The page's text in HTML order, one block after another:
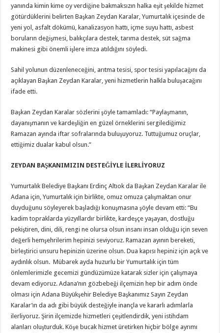
yanında kimin kime oy verdiğine bakmaksızın halka eşit şekilde hizmet
götürdüklerini belirten Başkan Zeydan Karalar, Yumurtalık içesinde de
yeni yol, asfalt dökümü, kanalizasyon hattı, içme suyu hattı, asbest
boruların değişmesi, balıkçılara destek, tarıma destek, süt sağma
makinesi gibi önemli işlere imza atıldığını söyledi.
Sahil yolunun düzenleneceğini, arıtma tesisi, spor tesisi yapılacağını da
açıklayan Başkan Zeydan Karalar, yeni hizmetlerin halkla buluşacağını
ifade etti.
Başkan Zeydan Karalar sözlerini şöyle tamamladı: “Paylaşmanın,
dayanışmanın ve kardeşliğin en güzel örneklerini sergilediğimiz
Ramazan ayında iftar sofralarında buluşuyoruz. Tuttuğumuz oruçlar,
ettiğimiz dualar kabul olsun.”
ZEYDAN BAŞKANIMIZIN DESTEĞİYLE İLERLİYORUZ
Yumurtalık Belediye Başkanı Erdinç Altıok da Başkan Zeydan Karalar ile
Adana için, Yumurtalık için birlikte, omuz omuza çalışmaktan onur
duyduğunu söyleyerek başladığı konuşmasına şöyle devam etti: “Bu
kadim topraklarda yüzyıllardır birlikte, kardeşçe yaşayan, dostluğu
pekiştiren, dini, dili, rengi ne olursa olsun insanı insan olduğu için seven
değerli hemşehrilerim hepinizi seviyoruz. Ramazan ayının bereketi,
birleştirici unsuru hepinizin üzerine olsun. Dua kapısı hepiniz için açık ve
aydınlık olsun. Mübarek ayda huzurlu bir Yumurtalık için tüm
önlemlerimizle gecemizi gündüzümüze katarak sizler için çalışmaya
devam ediyoruz. Adana’nın gözbebeği ilçemizin hep bir adım önde
olması için Adana Büyükşehir Belediye Başkanımız Sayın Zeydan
Karalar’ın da adı gibi büyük desteğiyle inançla ve kararlı adımlarla
ilerliyoruz. Şirin ilçemizde hizmetleri çeşitlendirdik, yeni istihdam
alanları oluşturduk. Köşe bucak hizmet üretirken hiçbir bölge ayrımı